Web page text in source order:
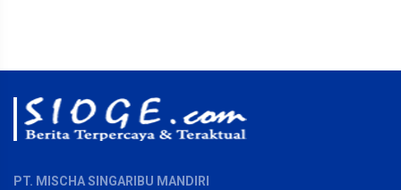
PT. MISCHA SINGARIBU MANDIRI